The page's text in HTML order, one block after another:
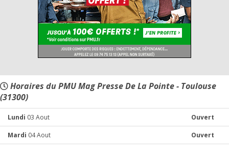
Horaires du PMU Mag Presse De La Pointe - Toulouse
(31300)
Lundi 03 Aout Ouvert
Mardi 04 Aout Ouvert